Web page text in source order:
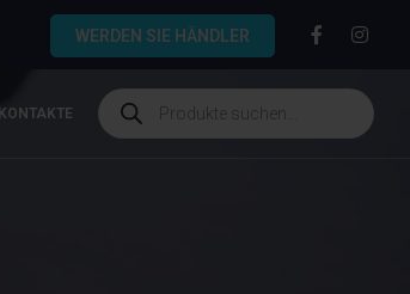
WERDEN SIE HÄNDLER
KONTAKTE